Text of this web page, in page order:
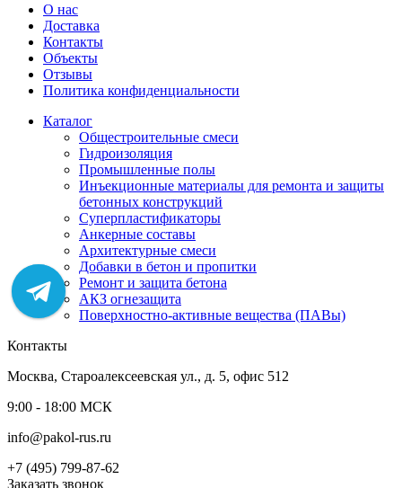
О нас
Доставка
Контакты
Объекты
Отзывы
Политика конфиденциальности
Каталог
Общестроительные смеси
Гидроизоляция
Промышленные полы
Инъекционные материалы для ремонта и защиты
бетонных конструкций
Суперпластификаторы
Анкерные составы
Архитектурные смеси
Добавки в бетон и пропитки
Ремонт и защита бетона
АКЗ огнезащита
Поверхностно-активные вещества (ПАВы)
Контакты
Москва, Староалексеевская ул., д. 5, офис 512
9:00 - 18:00 МСК
info@pakol-rus.ru
+7 (495) 799-87-62
Заказать звонок